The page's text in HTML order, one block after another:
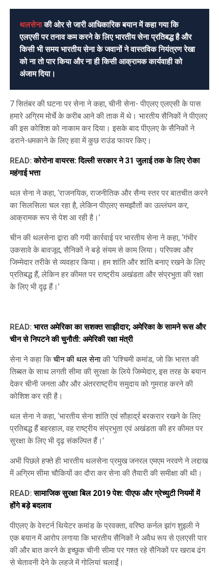
थलसेनाकी ओर से जारी आधिकारिक बयान में कहा गया कि
एलएसी पर तनाव कम करने के लिए भारतीय सेना प्रतिबद्ध है और
किसी भी समय भारतीय सेना के जवानों ने वास्तविक नियंत्रण रेखा
को ना तो पार किया और ना ही किसी आक्रामक कार्यवाही को
अंजाम दिया।
7 सितंबर की घटना पर सेना ने कहा, चीनी सेना- पीएलए एलएसी के पास
हमारे अग्रिम मोर्चे के करीब आने की ताक में थे। भारतीय सैनिकों ने पीएलए
की इस कोशिश को नाकाम कर दिया। इसके बाद पीएलए के सैनिकों ने
डराने-धमकाने के लिए हवा में कुछ राउंड फायर किए।
READ:कोरोना वायरस: दिल्ली सरकार ने 31 जुलाई तक के लिए रोका
महंगाई भत्ता
थल सेना ने कहा, ‘राजनयिक, राजनीतिक और सैन्य स्तर पर बातचीत करने
का सिलसिला चल रहा है, लेकिन पीएलए समझौतों का उल्लंघन कर,
आक्रामक रूप से पेश आ रही है।’
चीन की थलसेना द्वारा की गयी कार्रवाई पर भारतीय सेना ने कहा, ‘गंभीर
उकसावे के बावजूद, सैनिकों ने बड़े संयम से काम लिया। परिपक्व और
जिम्मेदार तरीके से व्यवहार किया। हम शांति और शांति बनाए रखने के लिए
प्रतिबद्ध हैं, लेकिन हर कीमत पर राष्ट्रीय अखंडता और संप्रभुता की रक्षा
के लिए भी दृढ़ हैं।’
READ: भारत अमेरिका का सशक्त साझीदार; अमेरिका के सामने रूस और
चीन से निपटने की चुनौती: अमेरिकी रक्षा मंत्री
सेना ने कहा किचीन की थल सेना की ‘पश्चिमी कमांड, जो कि भारत की
तिब्बत के साथ लगती सीमा की सुरक्षा के लिये जिम्मेदार, इस तरह के बयान
देकर चीनी जनता और और अंतरराष्ट्रीय समुदाय को गुमराह करने की
कोशिश कर रही है।
थल सेना ने कहा, ‘भारतीय सेना शांति एवं सौहार्द्र बरकरार रखने के लिए
प्रतिबद्ध हैं बहरहाल, वह राष्ट्रीय संप्रभुता एवं अखंडता की हर कीमत पर
सुरक्षा के लिए भी दृढ़ संकल्पित हैं।’
अभी पिछले हफ्ते ही भारतीय थलसेना प्रमुख जनरल एमएम नरवणे ने लद्दाख
में अग्रिम सीमा चौकियों का दौरा कर सेना की तैयारी की समीक्षा की थी।
READ:सामाजिक सुरक्षा बिल 2019 पेश: पीएफ और ग्रेच्युटी नियमों में
होंगे बड़े बदलाव
पीएलए के वेस्टर्न थियेटर कमांड के प्रवक्ता, वरिष्ठ कर्नल झांग शुइली ने
एक बयान में आरोप लगाया कि भारतीय सैनिकों ने अवैध रूप से एलएसी पार
की और बात करने के इच्छुक चीनी सीमा पर गश्त रहे सैनिकों पर खराब ढंग
से चेतावनी देने के लहजे में गोलियां चलाईं।